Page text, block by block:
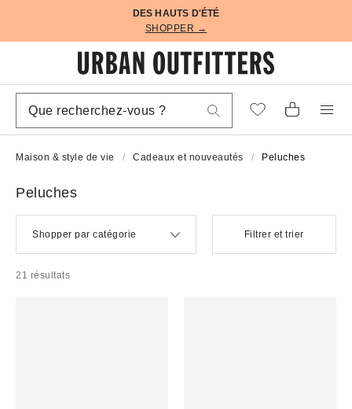
DES HAUTS D'ÉTÉ
SHOPPER →
Maison & style de vie Cadeaux et nouveautés Peluches
Peluches
Shopper par catégorie Filtrer et trier
21 résultats